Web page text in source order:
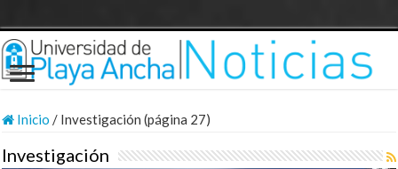
Inicio / Investigación (página 27)
Investigación